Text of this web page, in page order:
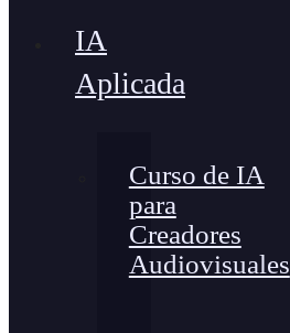
IA
Aplicada
Curso de IA
para
Creadores
Audiovisuales